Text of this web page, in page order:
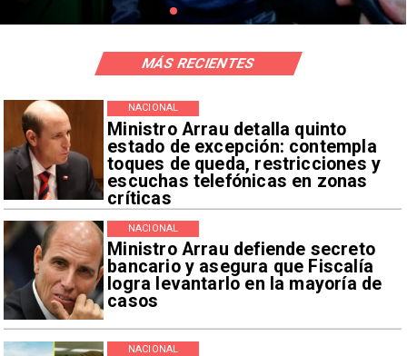
Ministro Arrau detalla quinto
estado de excepción: contempla
toques de queda, restricciones y
escuchas telefónicas en zonas
críticas
NACIONAL
Ministro Arrau defiende secreto
bancario y asegura que Fiscalía
logra levantarlo en la mayoría de
casos
NACIONAL
NACIONAL
MÁS RECIENTES